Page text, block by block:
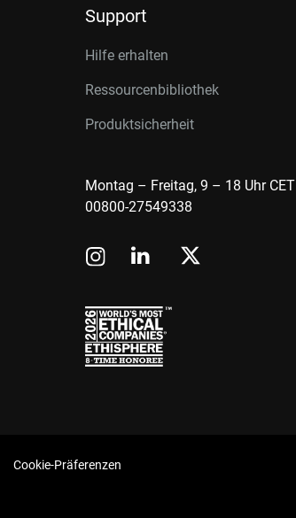
Support
Hilfe erhalten
Ressourcenbibliothek
Produktsicherheit
Montag – Freitag, 9 – 18 Uhr CET
00800-27549338
Cookie-Präferenzen